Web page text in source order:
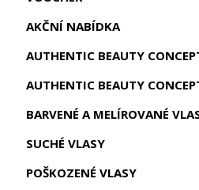
AKČNÍ NABÍDKA
AUTHENTIC BEAUTY
AUTHENTIC BEAUTY
BARVENÉ A MELÍROVANÉ
SUCHÉ VLASY
POŠKOZENÉ VLASY